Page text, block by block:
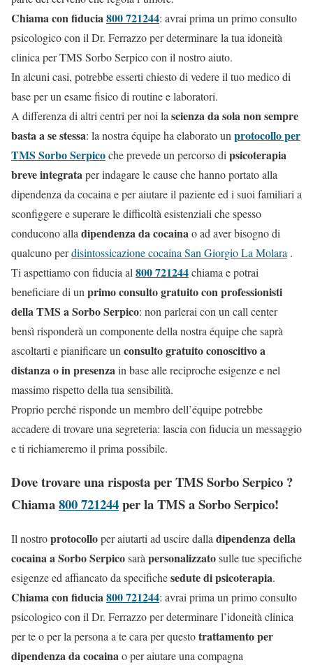
Chiama con fiducia800 721244: avrai prima un primo consulto
psicologico con il Dr. Ferrazzo per determinare la tua idoneità
clinica per TMS Sorbo Serpico con il nostro aiuto.
In alcuni casi, potrebbe esserti chiesto di vedere il tuo medico di
base per un esame fisico di routine e laboratori.
A differenza di altri centri per noi la scienza da sola non sempre
basta a se stessa: la nostra équipe ha elaborato un protocollo per
TMS Sorbo Serpicoche prevede un percorso di psicoterapia
breve integrataper indagare le cause che hanno portato alla
dipendenza da cocaina e per aiutare il paziente ed i suoi familiari a
sconfiggere e superare le difficoltà esistenziali che spesso
conducono alla dipendenza da cocainao ad aver bisogno di
qualcuno perdisintossicazione cocaina San Giorgio La Molara .
Ti aspettiamo con fiducia al 800 721244chiama e potrai
beneficiare di un primo consulto gratuito con professionisti
della TMS a Sorbo Serpico: non parlerai con un call center
bensì risponderà un componente della nostra équipe che saprà
ascoltarti e pianificare un consulto gratuito conoscitivo a
distanza o in presenzain base alle reciproche esigenze e nel
massimo rispetto della tua sensibilità.
Proprio perché risponde un membro dell’équipe potrebbe
accadere di trovare una segreteria: lascia con fiducia un messaggio
e ti richiameremo il prima possibile.
Dove trovare una risposta per TMS Sorbo Serpico ?
Chiama800 721244per la TMS a Sorbo Serpico!
Il nostroprotocolloper aiutarti ad uscire dalla dipendenza della
cocaina a Sorbo Serpicosarà personalizzatosulle tue specifiche
esigenze ed affiancato da specifichesedute di psicoterapia.
Chiama con fiducia800 721244: avrai prima un primo consulto
psicologico con il Dr. Ferrazzo per determinare l’idoneità clinica
per te o per la persona a te cara per questotrattamento per
dipendenza da cocainao per aiutare una compagna